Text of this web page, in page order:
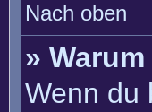
Nach oben
»
Wenn du